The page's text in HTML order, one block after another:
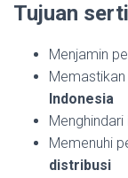
Tujuan
Menjamin
Indonesia
Menghindari
Memenuhi
distribusi